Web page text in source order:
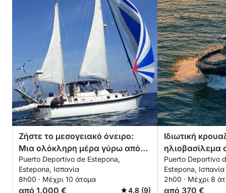
Ζήστε το μεσογειακό όνειρο:
Μια ολόκληρη μέρα γύρω από
την Εστεπόνα
Puerto Deportivo de Estepona,
Estepona, Ισπανία
8h00 · Μέχρι 10 άτομα
από 1.000 € 4.8 (9)
Ιδιωτική
ηλιοβασίλεμα
δωρεάν κάβα
Puerto Deportivo
Estepona, Ισπανία
2h00 · Μέχρι 8
από 370 €